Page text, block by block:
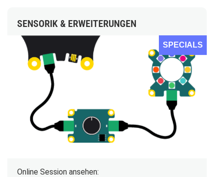
SENSORIK & ERWEITERUNGEN
SPECIALS
Online Session ansehen: